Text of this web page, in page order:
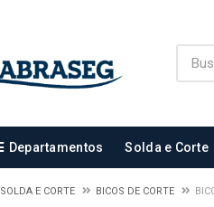
Departamentos Solda e Corte
SOLDA E CORTE BICOS DE CORTE